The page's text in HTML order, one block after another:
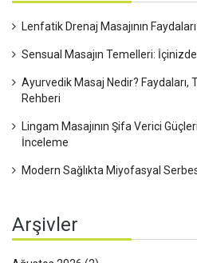
Lenfatik Drenaj Masajının
Sensual Masajın Temelleri:
Ayurvedik Masaj Nedir? Faydaları,
Rehberi
Lingam Masajının Şifa Verici
İnceleme
Modern Sağlıkta Miyofasyal
Arşivler